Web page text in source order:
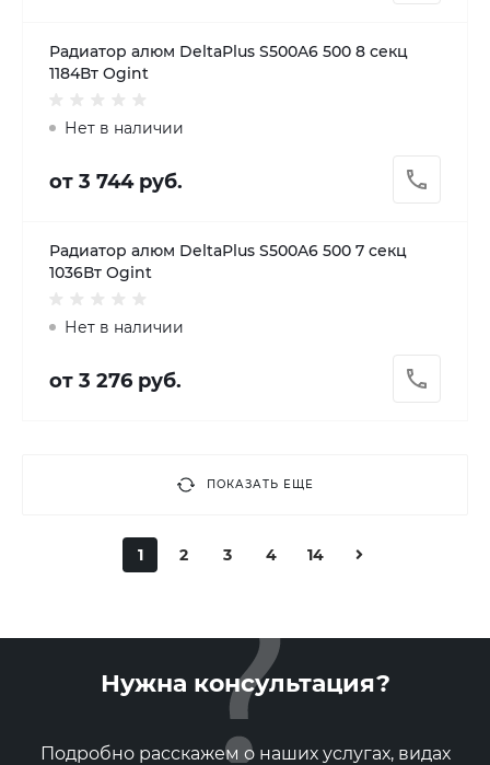
Радиатор алюм DeltaPlus S500A6 500 8 секц
1184Вт Ogint
Нет в наличии
от 3 744 руб.
Радиатор алюм DeltaPlus S500A6 500 7 секц
1036Вт Ogint
Нет в наличии
от 3 276 руб.
ПОКАЗАТЬ ЕЩЕ
1 2 3 4 14
Нужна консультация?
Подробно расскажем о наших услугах, видах